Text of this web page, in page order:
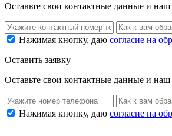
Оставьте свои контактные данные и наш
Нажимая кнопку, даю согласие на
Оставить заявку
Оставьте свои контактные данные и наш
Нажимая кнопку, даю согласие на